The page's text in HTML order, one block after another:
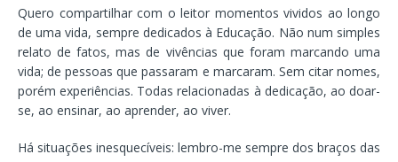
Quero compartilhar com o leitor momentos vividos ao longo
de uma vida, sempre dedicados à Educação. Não num simples
relato de fatos, mas de vivências que foram marcando uma
vida; de pessoas que passaram e marcaram. Sem citar nomes,
porém experiências. Todas relacionadas à dedicação, ao doar-
se, ao ensinar, ao aprender, ao viver.
Há situações inesquecíveis: lembro-me sempre dos braços das